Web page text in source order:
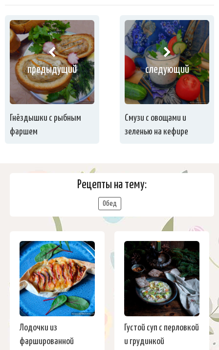
предыдущий
Гнёздышки с рыбным
фаршем
следующий
Смузи с овощами и
зеленью на кефире
Рецепты на тему:
Обед
Лодочки из
фаршированной
Густой суп с перловкой
и грудинкой